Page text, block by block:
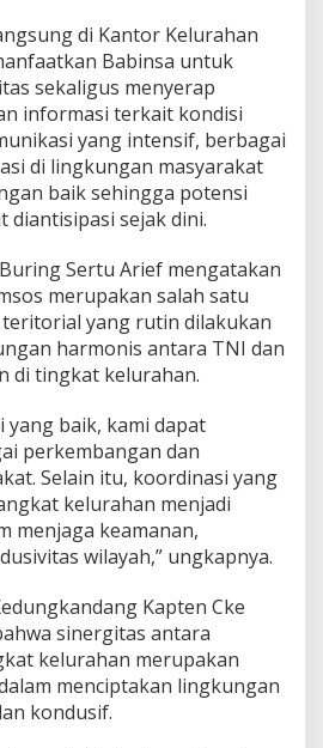
di Kantor Kelurahan
Babinsa untuk
sekaligus menyerap
informasi terkait kondisi
yang intensif, berbagai
di lingkungan masyarakat
baik sehingga potensi
diantisipasi sejak dini.
Sertu Arief mengatakan
merupakan salah satu
yang rutin dilakukan
harmonis antara TNI dan
di tingkat kelurahan.
yang baik, kami dapat
perkembangan dan
Selain itu, koordinasi yang
kelurahan menjadi
menjaga keamanan,
wilayah,” ungkapnya.
Kapten Cke
sinergitas antara
kelurahan merupakan
menciptakan lingkungan
kondusif.